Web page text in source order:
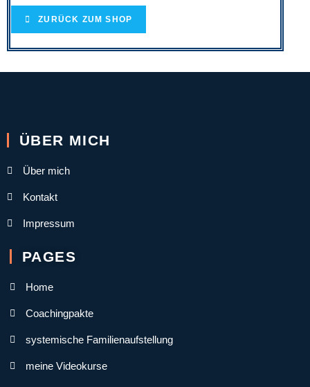
ZURÜCK ZUM SHOP
ÜBER MICH
Über mich
Kontakt
Impressum
PAGES
Home
Coachingpakte
systemische Familienaufstellung
meine Videokurse